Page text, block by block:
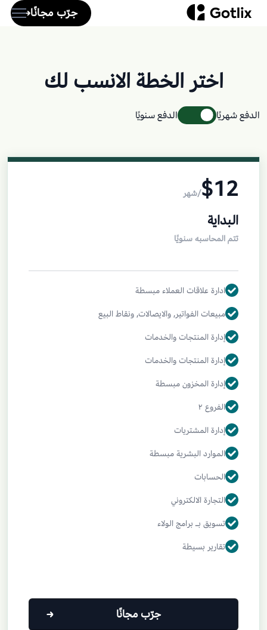
الرئيسية
Services
Blog
Work Preferences
My Boosted Shots
My Collections
Go Pro
Sign Out
جرّب مجانًا
اختر الخطة الانسب لك
الدفع شهريًا الدفع سنويًا
$12/شهر
البداية
تتم المحاسبه سنويًا
ادارة علاقات العملاء مبسطة
مبيعات الفواتير, والايصالات, ونقاط البيع
إدارة المنتجات والخدمات
إدارة المنتجات والخدمات
إدارة المخزون مبسطة
الفروع ٢
إدارة المشتريات
الموارد البشرية مبسطة
الحسابات
التجارة الالكتروني
تسويق بـ برامج الولاء
تقارير بسيطة
جرّب مجانًا